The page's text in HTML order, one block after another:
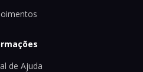
de Ajuda